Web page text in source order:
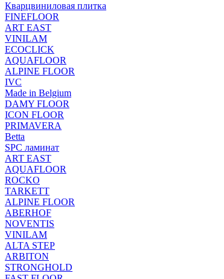
Кварцвиниловая плитка
FINEFLOOR
ART EAST
VINILAM
ECOCLICK
AQUAFLOOR
ALPINE FLOOR
IVC
Made in Belgium
DAMY FLOOR
ICON FLOOR
PRIMAVERA
Betta
SPC ламинат
ART EAST
AQUAFLOOR
ROCKO
TARKETT
ALPINE FLOOR
ABERHOF
NOVENTIS
VINILAM
ALTA STEP
ARBITON
STRONGHOLD